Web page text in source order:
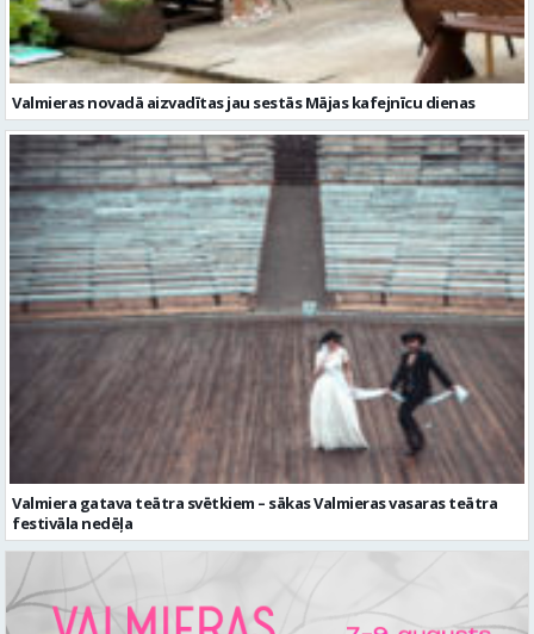
Valmieras novadā aizvadītas jau sestās Mājas kafejnīcu dienas
Valmiera gatava teātra svētkiem – sākas Valmieras vasaras teātra
festivāla nedēļa